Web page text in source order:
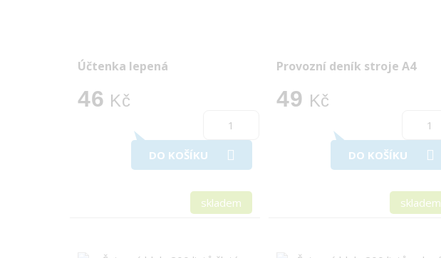
Účtenka lepená
46 Kč
DO KOŠÍKU
skladem
Provozní deník stroje A4
49 Kč
DO KOŠÍKU
skladem